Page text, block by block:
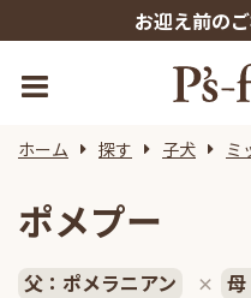
お迎え前の
ホーム 探す 子犬 ミ
ポメプー
父：ポメラニアン ×